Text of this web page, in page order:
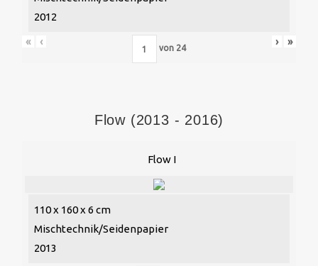
2012
« ‹
von 24
› »
Flow (2013 - 2016)
Flow I
110 x 160 x 6 cm
Mischtechnik/Seidenpapier
2013